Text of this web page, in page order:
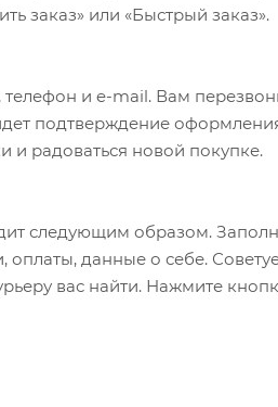
заказ» или «Быстрый заказ».
и e-mail. Вам
подтверждение
и радоваться новой покупке.
следующим образом.
оплаты, данные о себе.
вас найти. Нажмите